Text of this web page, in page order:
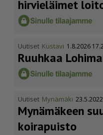
hirvieläimet
Uutiset Kustavi 1.8.2026
Ruuhkaa
Uutiset Mynämäki
Mynämäkeen
koirapuisto